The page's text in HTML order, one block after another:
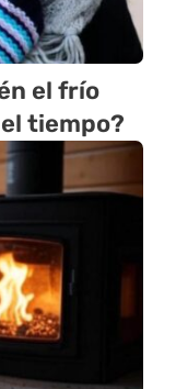
el frío
tiempo?